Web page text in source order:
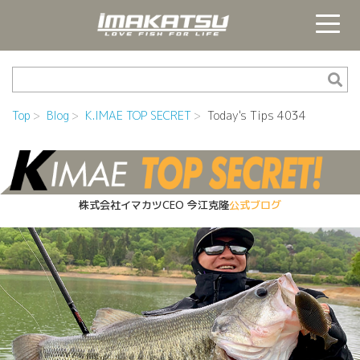
Top Blog K.IMAE TOP SECRET Today's Tips 4034
株式会社イマカツCEO 今江克隆公式ブログ